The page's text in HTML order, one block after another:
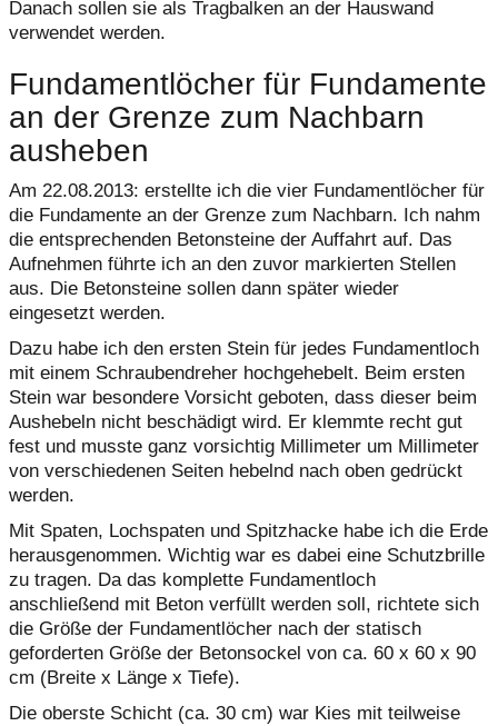
Danach sollen sie als Tragbalken an der Hauswand
verwendet werden.
Fundamentlöcher für Fundamente
an der Grenze zum Nachbarn
ausheben
Am 22.08.2013: erstellte ich die vier Fundamentlöcher für
die Fundamente an der Grenze zum Nachbarn. Ich nahm
die entsprechenden Betonsteine der Auffahrt auf. Das
Aufnehmen führte ich an den zuvor markierten Stellen
aus. Die Betonsteine sollen dann später wieder
eingesetzt werden.
Dazu habe ich den ersten Stein für jedes Fundamentloch
mit einem Schraubendreher hochgehebelt. Beim ersten
Stein war besondere Vorsicht geboten, dass dieser beim
Aushebeln nicht beschädigt wird. Er klemmte recht gut
fest und musste ganz vorsichtig Millimeter um Millimeter
von verschiedenen Seiten hebelnd nach oben gedrückt
werden.
Mit Spaten, Lochspaten und Spitzhacke habe ich die Erde
herausgenommen. Wichtig war es dabei eine Schutzbrille
zu tragen. Da das komplette Fundamentloch
anschließend mit Beton verfüllt werden soll, richtete sich
die Größe der Fundamentlöcher nach der statisch
geforderten Größe der Betonsockel von ca. 60 x 60 x 90
cm (Breite x Länge x Tiefe).
Die oberste Schicht (ca. 30 cm) war Kies mit teilweise